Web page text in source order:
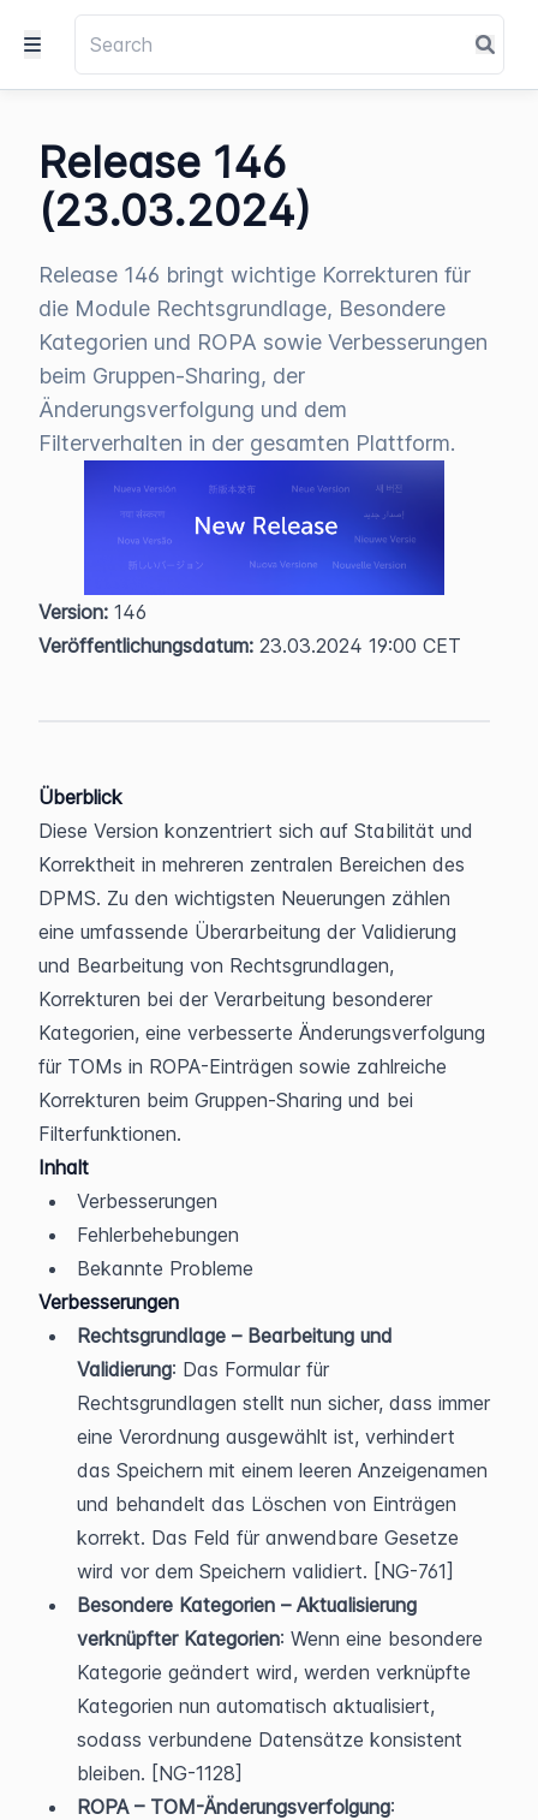
Release 146
(23.03.2024)
Release 146 bringt wichtige Korrekturen für
die Module Rechtsgrundlage, Besondere
Kategorien und ROPA sowie Verbesserungen
beim Gruppen-Sharing, der
Änderungsverfolgung und dem
Filterverhalten in der gesamten Plattform.
Version: 146
Veröffentlichungsdatum: 23.03.2024 19:00 CET
Überblick
Diese Version konzentriert sich auf Stabilität und
Korrektheit in mehreren zentralen Bereichen des
DPMS. Zu den wichtigsten Neuerungen zählen
eine umfassende Überarbeitung der Validierung
und Bearbeitung von Rechtsgrundlagen,
Korrekturen bei der Verarbeitung besonderer
Kategorien, eine verbesserte Änderungsverfolgung
für TOMs in ROPA-Einträgen sowie zahlreiche
Korrekturen beim Gruppen-Sharing und bei
Filterfunktionen.
Inhalt
Verbesserungen
Fehlerbehebungen
Bekannte Probleme
Verbesserungen
Rechtsgrundlage – Bearbeitung und
Validierung: Das Formular für
Rechtsgrundlagen stellt nun sicher, dass immer
eine Verordnung ausgewählt ist, verhindert
das Speichern mit einem leeren Anzeigenamen
und behandelt das Löschen von Einträgen
korrekt. Das Feld für anwendbare Gesetze
wird vor dem Speichern validiert. [NG-761]
Besondere Kategorien – Aktualisierung
verknüpfter Kategorien: Wenn eine besondere
Kategorie geändert wird, werden verknüpfte
Kategorien nun automatisch aktualisiert,
sodass verbundene Datensätze konsistent
bleiben. [NG-1128]
ROPA – TOM-Änderungsverfolgung: